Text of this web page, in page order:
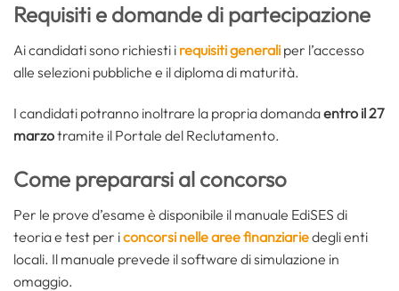
Requisiti e domande di partecipazione
Ai candidati sono richiesti i requisiti generali per l’accesso
alle selezioni pubbliche e il diploma di maturità.
I candidati potranno inoltrare la propria domandaentro il 27
marzotramite il Portale del Reclutamento.
Come prepararsi al concorso
Per le prove d’esame è disponibile il manuale EdiSES di
teoria e test per iconcorsi nelle aree finanziariedegli enti
locali. Il manuale prevede il software di simulazione in
omaggio.